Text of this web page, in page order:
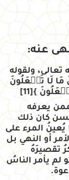
ولقوله
مَا لَا تَفۡعَلُونَ
تَفۡعَلُونَ}
[11]
يعرفه
كان ذلك
المرء على
أو النهي بل
تقصيرَهُ
لم يأمر الناسُ